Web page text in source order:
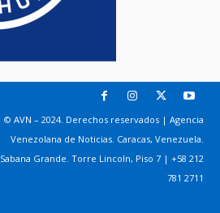
© AVN – 2024. Derechos reservados | Agencia
Venezolana de Noticias. Caracas, Venezuela.
Sabana Grande. Torre Lincoln, Piso 7 | +58 212
781 2711